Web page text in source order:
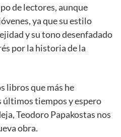
de lectores, aunque
ya que su estilo
y su tono desenfadado
por la historia de la
libros que más he
tiempos y espero
Teodoro Papakostas nos
obra.